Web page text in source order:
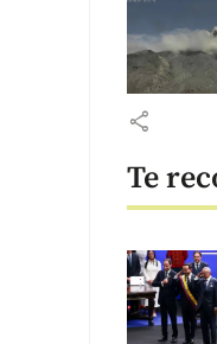
share
Te